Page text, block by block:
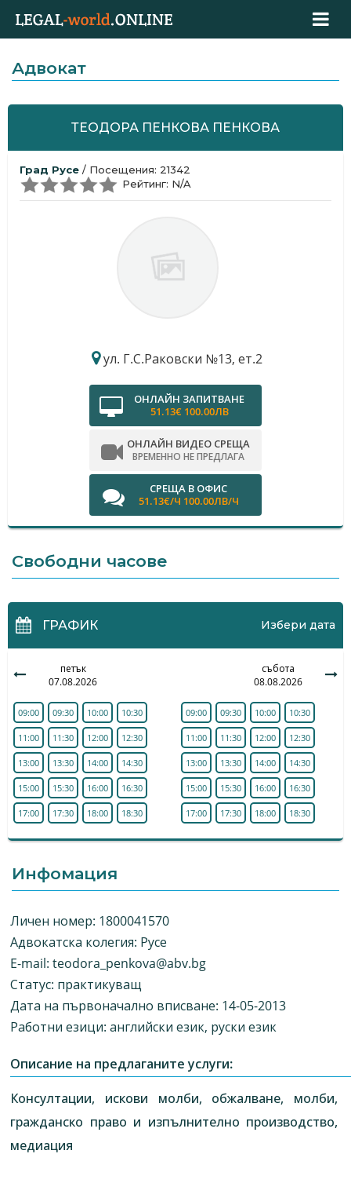
Адвокат
ТЕОДОРА ПЕНКОВА ПЕНКОВА
Град Русе / Посещения: 21342
Рейтинг: N/A
ул. Г.С.Раковски №13, ет.2
ОНЛАЙН ЗАПИТВАНЕ
51.13€ 100.00ЛВ
ОНЛАЙН ВИДЕО СРЕЩА
ВРЕМЕННО НЕ ПРЕДЛАГА
СРЕЩА В ОФИС
51.13€/Ч 100.00ЛВ/Ч
Свободни часове
ГРАФИК Избери дата
петък
07.08.2026
09:00 09:30 10:00 10:30
11:00 11:30 12:00 12:30
13:00 13:30 14:00 14:30
15:00 15:30 16:00 16:30
17:00 17:30 18:00 18:30
събота
08.08.2026
09:00 09:30 10:00 10:30
11:00 11:30 12:00 12:30
13:00 13:30 14:00 14:30
15:00 15:30 16:00 16:30
17:00 17:30 18:00 18:30
Инфомация
Личен номер: 1800041570
Адвокатска колегия: Русе
E-mail: teodora_penkova@abv.bg
Статус: практикуващ
Дата на първоначално вписване: 14-05-2013
Работни езици: английски език, руски език
Описание на предлаганите услуги:
Консултации, искови молби, обжалване, молби,
гражданско право и изпълнително производство,
медиация